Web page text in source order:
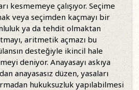
kesmemeye çalışıyor. Seçime
veya seçimden kaçmayı bir
ya da tehdit olmaktan
aritmetik açmazı bu
desteğiyle ikincil hale
deniyor. Anayasayı askıya
anayasasız düzen, yasaları
hukuksuzluk yapılabilmesi